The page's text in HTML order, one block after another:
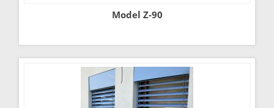
Model Z-90